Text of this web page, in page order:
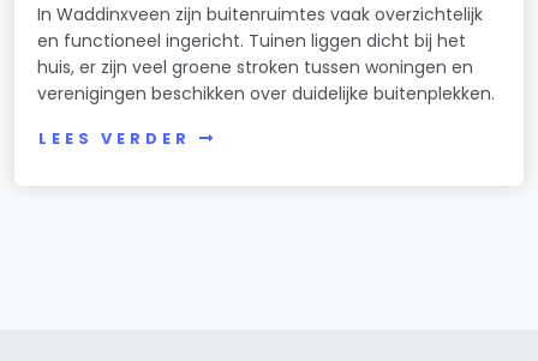
In Waddinxveen zijn buitenruimtes vaak overzichtelijk
en functioneel ingericht. Tuinen liggen dicht bij het
huis, er zijn veel groene stroken tussen woningen en
verenigingen beschikken over duidelijke buitenplekken.
LEES VERDER